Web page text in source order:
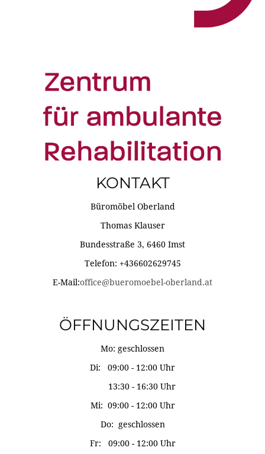
KONTAKT
Büromöbel Oberland
Thomas Klauser
Bundesstraße 3, 6460 Imst
Telefon: +436602629745
E-Mail:office@bueromoebel-oberland.at
ÖFFNUNGSZEITEN
Mo: geschlossen
Di: 09:00 - 12:00 Uhr
13:30 - 16:30 Uhr
Mi: 09:00 - 12:00 Uhr
Do: geschlossen
Fr: 09:00 - 12:00 Uhr